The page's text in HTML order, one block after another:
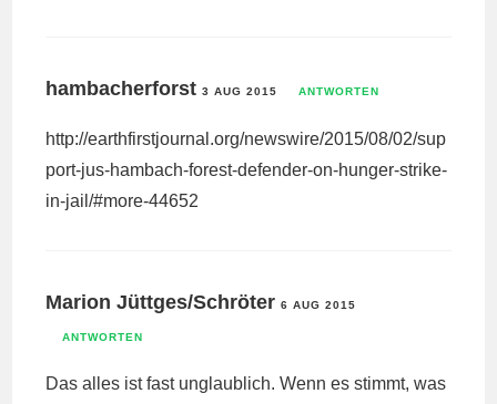
hambacherforst 3 AUG 2015 ANTWORTEN
http://earthfirstjournal.org/newswire/2015/08/02/sup
port-jus-hambach-forest-defender-on-hunger-strike-
in-jail/#more-44652
Marion Jüttges/Schröter 6 AUG 2015
ANTWORTEN
Das alles ist fast unglaublich. Wenn es stimmt, was